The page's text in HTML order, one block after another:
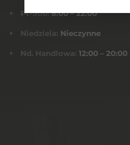
Pt-Sob:8:00 – 22:00
Niedziela: Nieczynne
Nd. Handlowa: 12:00 – 20:00